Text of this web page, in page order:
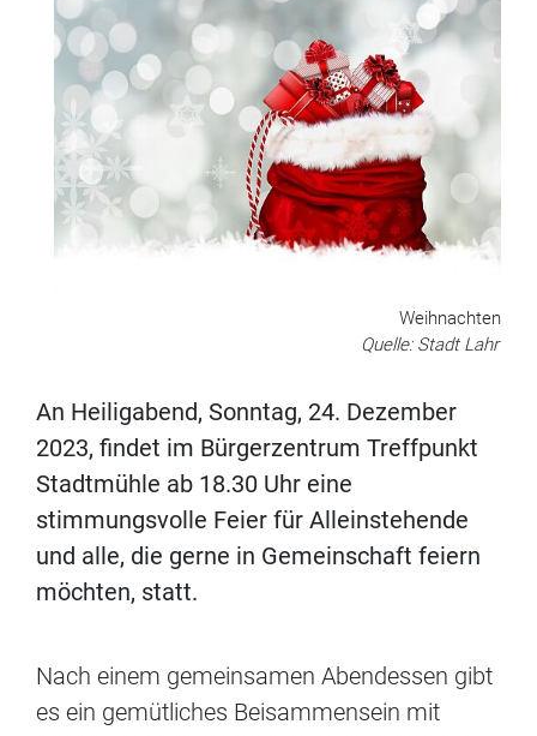
Weihnachten
Quelle: Stadt Lahr
An Heiligabend, Sonntag, 24. Dezember
2023, findet im Bürgerzentrum Treffpunkt
Stadtmühle ab 18.30 Uhr eine
stimmungsvolle Feier für Alleinstehende
und alle, die gerne in Gemeinschaft feiern
möchten, statt.
Nach einem gemeinsamen Abendessen gibt
es ein gemütliches Beisammensein mit